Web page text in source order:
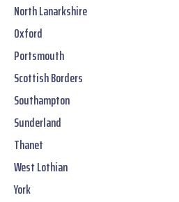
North Lanarkshire
Oxford
Portsmouth
Scottish Borders
Southampton
Sunderland
Thanet
West Lothian
York